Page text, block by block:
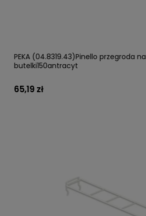
PEKA (04.8319.43)Pinello przegroda na
butelki150antracyt
65,19 zł